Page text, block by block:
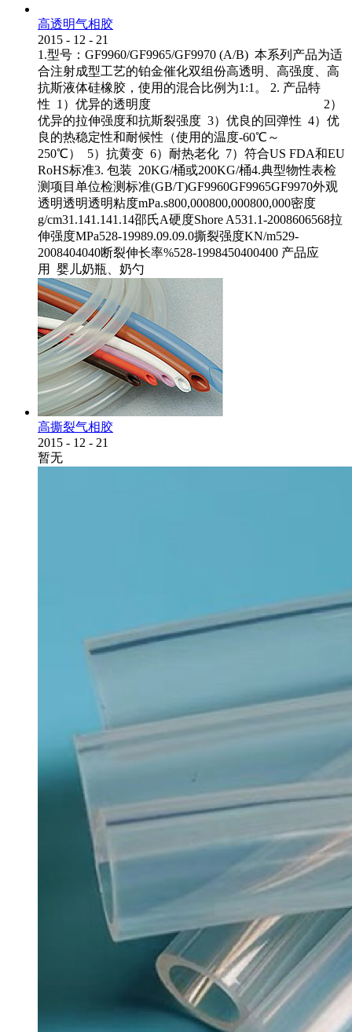
高透明气相胶
2015 - 12 - 21
1.型号：GF9960/GF9965/GF9970 (A/B) 本系列产品为适
合注射成型工艺的铂金催化双组份高透明、高强度、高
抗斯液体硅橡胶，使用的混合比例为1:1。 2. 产品特
性 1）优异的透明度 2）
优异的拉伸强度和抗斯裂强度 3）优良的回弹性 4）优
良的热稳定性和耐候性（使用的温度-60℃～
250℃） 5）抗黄变 6）耐热老化 7）符合US FDA和EU
RoHS标准3. 包装 20KG/桶或200KG/桶4.典型物性表检
测项目单位检测标准(GB/T)GF9960GF9965GF9970外观
透明透明透明粘度mPa.s800,000800,000800,000密度
g/cm31.141.141.14邵氏A硬度Shore A531.1-2008606568拉
伸强度MPa528-19989.09.09.0撕裂强度KN/m529-
2008404040断裂伸长率%528-1998450400400 产品应
用 婴儿奶瓶、奶勺
高撕裂气相胶
2015 - 12 - 21
暂无